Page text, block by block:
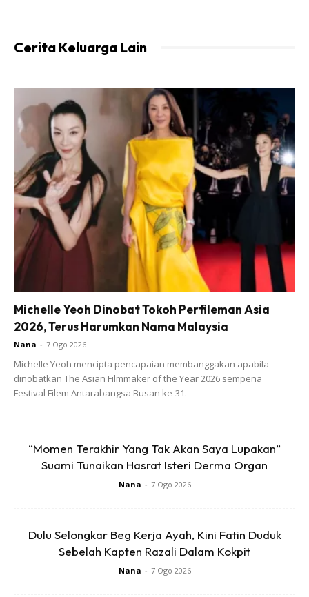
2. Potong nipis dan jemur/keringkan (saya ambil masa 2 hari
saja untuk keringkan sebab panas terik dari pagi sampai
petang). Nak cuba keringkan guna oven atau air fryer pun
boleh. Ada kawan-kawan kata boleh. Saya lebih suka cara
semulajadi.
3. Selepas kunyit dah betul-betul kering, gunakan pengisar
untuk bahan-bahan kering dan blanderkan kunyit tu sampai
Cerita Keluarga Lain
Michelle Yeoh Dinobat Tokoh Perfileman Asia
2026, Terus Harumkan Nama Malaysia
Nana - 7 Ogo 2026
Michelle Yeoh mencipta pencapaian membanggakan apabila
dinobatkan The Asian Filmmaker of the Year 2026 sempena
Festival Filem Antarabangsa Busan ke-31.
“Momen Terakhir Yang Tak Akan Saya Lupakan”
Suami Tunaikan Hasrat Isteri Derma Organ
Nana - 7 Ogo 2026
Dulu Selongkar Beg Kerja Ayah, Kini Fatin Duduk
Sebelah Kapten Razali Dalam Kokpit
Nana - 7 Ogo 2026